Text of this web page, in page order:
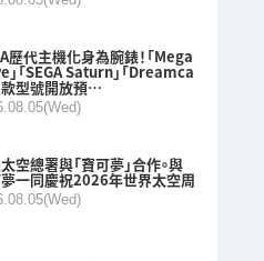
歷代主機化身為腕錶！「Mega
」「SEGA Saturn」「Dreamca
款型號開放預…
空總署與「寶可夢」合作。與
一同慶祝2026年世界太空周